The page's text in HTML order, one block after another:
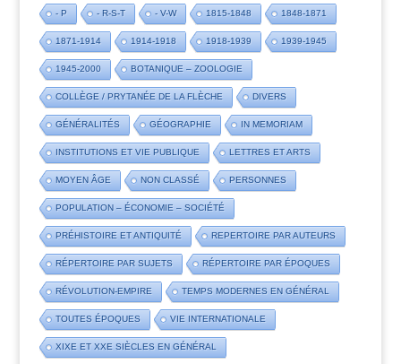
- P - R-S-T - V-W 1815-1848 1848-1871
1871-1914 1914-1918 1918-1939 1939-1945
1945-2000 BOTANIQUE – ZOOLOGIE
COLLÈGE / PRYTANÉE DE LA FLÈCHE DIVERS
GÉNÉRALITÉS GÉOGRAPHIE IN MEMORIAM
INSTITUTIONS ET VIE PUBLIQUE LETTRES ET ARTS
MOYEN ÂGE NON CLASSÉ PERSONNES
POPULATION – ÉCONOMIE – SOCIÉTÉ
PRÉHISTOIRE ET ANTIQUITÉ REPERTOIRE PAR AUTEURS
RÉPERTOIRE PAR SUJETS RÉPERTOIRE PAR ÉPOQUES
RÉVOLUTION-EMPIRE TEMPS MODERNES EN GÉNÉRAL
TOUTES ÉPOQUES VIE INTERNATIONALE
XIXE ET XXE SIÈCLES EN GÉNÉRAL